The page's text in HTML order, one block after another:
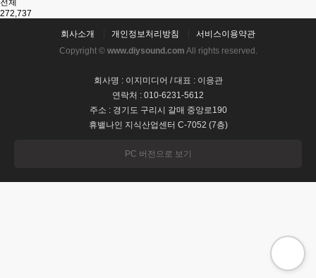
전체
272,737
회사소개 개인정보처리방침
서비스이용약관
Copyright © www.diysound.com All rights reserved.
회사명 : 이지미디어 / 대표 : 이응관
연락처 : 010-6231-5612
주소 : 경기도 구리시 갈매 중앙로190
휴밸나인 지식산업센터 C-7052 (7층)
PC 버전으로 보기